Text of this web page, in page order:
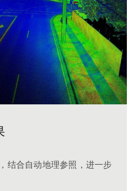
结合自动地理参照，进一步